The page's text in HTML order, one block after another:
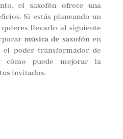
el saxofón ofrece una
Si estás planeando un
llevarlo al siguiente
música de saxofón en
el poder transformador de
cómo puede mejorar la
invitados.